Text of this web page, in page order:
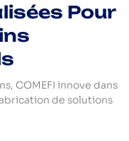
Pour
COMEFI innove dans
de solutions